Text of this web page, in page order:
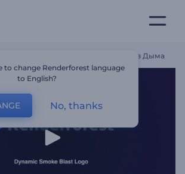
Анимация Лого: Динамичный Взрыв Дыма
to change Renderforest language
to English?
No, thanks